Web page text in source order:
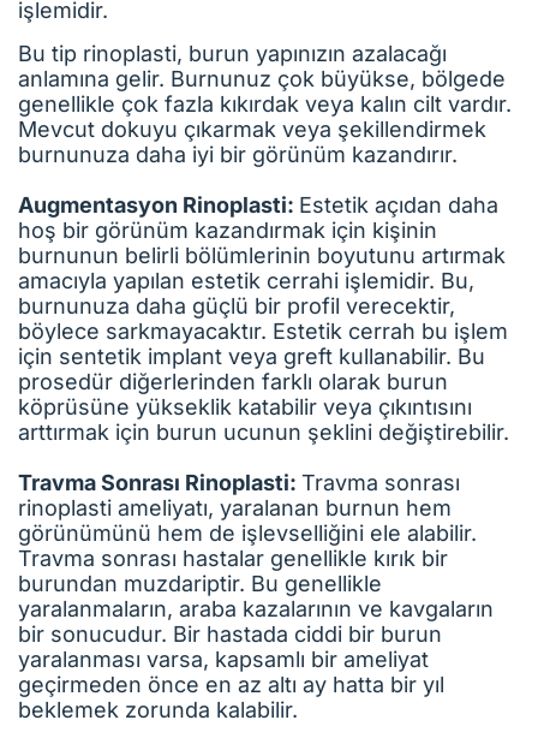
işlemidir.
Bu tip rinoplasti, burun yapınızın azalacağı
anlamına gelir. Burnunuz çok büyükse, bölgede
genellikle çok fazla kıkırdak veya kalın cilt vardır.
Mevcut dokuyu çıkarmak veya şekillendirmek
burnunuza daha iyi bir görünüm kazandırır.
Augmentasyon Rinoplasti: Estetik açıdan daha
hoş bir görünüm kazandırmak için kişinin
burnunun belirli bölümlerinin boyutunu artırmak
amacıyla yapılan estetik cerrahi işlemidir. Bu,
burnunuza daha güçlü bir profil verecektir,
böylece sarkmayacaktır. Estetik cerrah bu işlem
için sentetik implant veya greft kullanabilir. Bu
prosedür diğerlerinden farklı olarak burun
köprüsüne yükseklik katabilir veya çıkıntısını
arttırmak için burun ucunun şeklini değiştirebilir.
Travma Sonrası Rinoplasti: Travma sonrası
rinoplasti ameliyatı, yaralanan burnun hem
görünümünü hem de işlevselliğini ele alabilir.
Travma sonrası hastalar genellikle kırık bir
burundan muzdariptir. Bu genellikle
yaralanmaların, araba kazalarının ve kavgaların
bir sonucudur. Bir hastada ciddi bir burun
yaralanması varsa, kapsamlı bir ameliyat
geçirmeden önce en az altı ay hatta bir yıl
beklemek zorunda kalabilir.